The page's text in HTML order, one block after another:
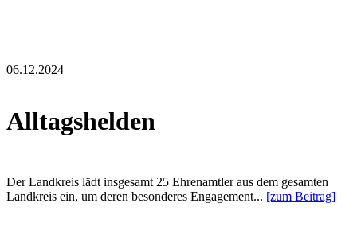
06.12.2024
Alltagshelden
Der Landkreis lädt insgesamt 25 Ehrenamtler aus dem gesamten
Landkreis ein, um deren besonderes Engagement... [zum Beitrag]